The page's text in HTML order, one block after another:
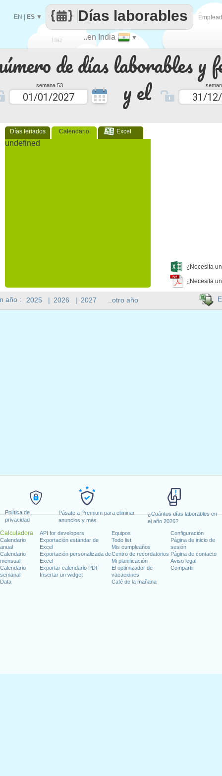
Política de
privacidad
Pásate a Premium para eliminar
anuncios y más
¿Cuántos días laborables en
el año 2026?
Calculadora
Calendario
anual
Calendario
mensual
Calendario
semanal
Data
API for developers
Exportación estándar de
Excel
Exportación personalizada de
Excel
Exportar calendario PDF
Insertar un widget
Equipos
Todo list
Mis cumpleaños
Centro de recordatorios
Mi planificación
El optimizador de
vacaciones
Café de la mañana
Configuración
Página de inicio de
sesión
Página de contacto
Aviso legal
Compartir
de días laborables y
semana 53 y el
Días feriados Calendario Excel
undefined
¿Necesita
¿Necesita
Haz
que
..en India ▼
Días laborables
EN ES ▼
año : 2025 | 2026 | 2027 ..otro año